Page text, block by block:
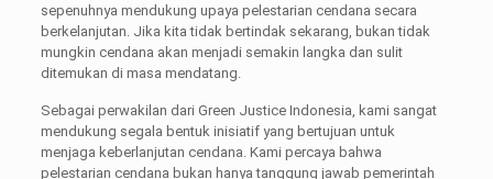
sepenuhnya mendukung upaya pelestarian cendana secara
berkelanjutan. Jika kita tidak bertindak sekarang, bukan tidak
mungkin cendana akan menjadi semakin langka dan sulit
ditemukan di masa mendatang.
Sebagai perwakilan dari Green Justice Indonesia, kami sangat
mendukung segala bentuk inisiatif yang bertujuan untuk
menjaga keberlanjutan cendana. Kami percaya bahwa
pelestarian cendana bukan hanya tanggung jawab pemerintah